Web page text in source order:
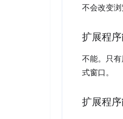
不会改变
扩展程
不能。只
式窗口。
扩展程